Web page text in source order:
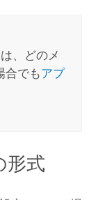
は、どのメ
合でもアプ
形式